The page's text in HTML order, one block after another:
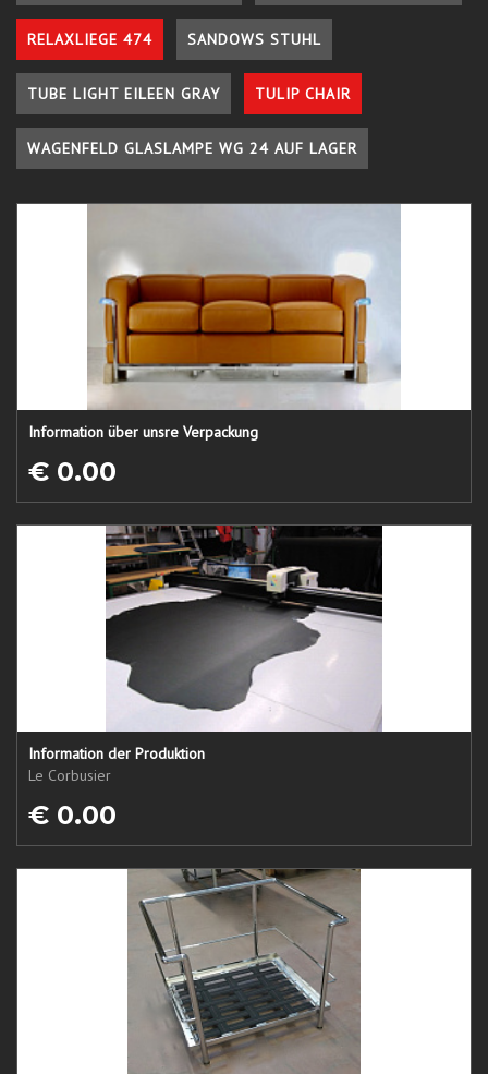
RELAXLIEGE 474 SANDOWS STUHL
TUBE LIGHT EILEEN GRAY TULIP CHAIR
WAGENFELD GLASLAMPE WG 24 AUF LAGER
Information über unsre Verpackung
€ 0.00
Information der Produktion
Le Corbusier
€ 0.00